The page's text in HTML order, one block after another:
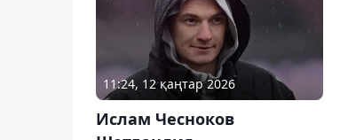
11:24, 12 қаңтар 2026
Ислам Чесноков